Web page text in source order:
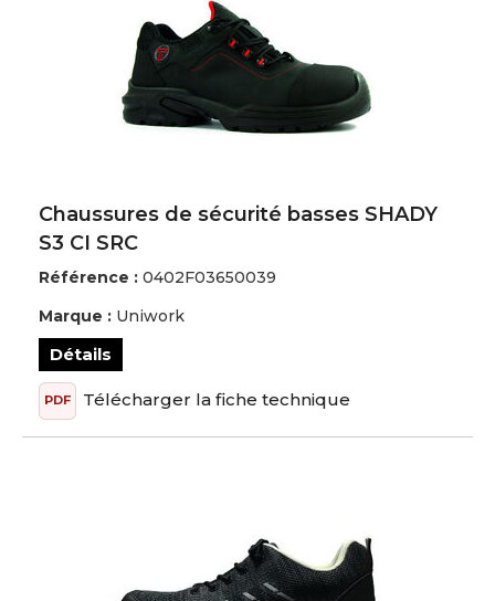
Chaussures de sécurité basses SHADY
S3 CI SRC
Référence : 0402F03650039
Marque : Uniwork
Détails
PDF Télécharger la fiche technique